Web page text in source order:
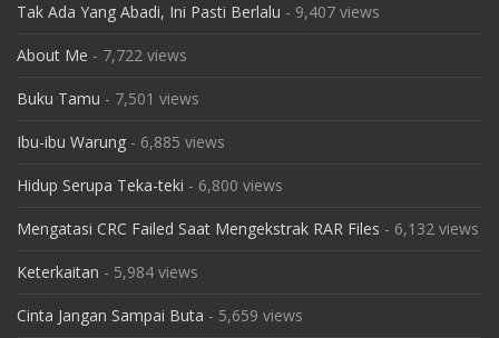
Tak Ada Yang Abadi, Ini Pasti Berlalu - 9,407 views
About Me - 7,722 views
Buku Tamu - 7,501 views
Ibu-ibu Warung - 6,885 views
Hidup Serupa Teka-teki - 6,800 views
Mengatasi CRC Failed Saat Mengekstrak RAR Files - 6,132 views
Keterkaitan - 5,984 views
Cinta Jangan Sampai Buta - 5,659 views